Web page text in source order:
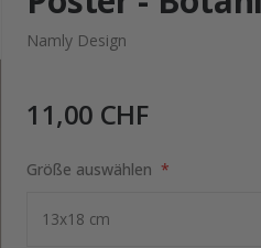
€
Namly Design
11,00 CHF
Größe auswählen